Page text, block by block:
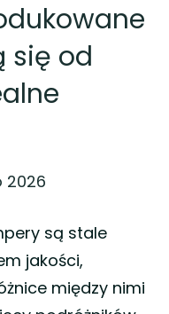
się od
2026
są stale
jakości,
między nimi